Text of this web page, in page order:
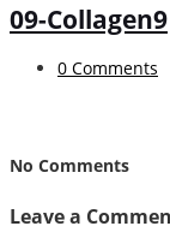
09-Collagen9
0 Comments
No Comments
Leave a